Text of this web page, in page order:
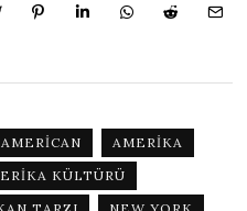
AMERICAN
AMERIKA
KÜLTÜRÜ